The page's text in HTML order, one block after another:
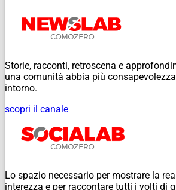
Storie, racconti, retroscena e
una comunità abbia più
intorno.
scopri il canale
Lo spazio necessario per mostrare la
interezza e per raccontare tutti i volti di